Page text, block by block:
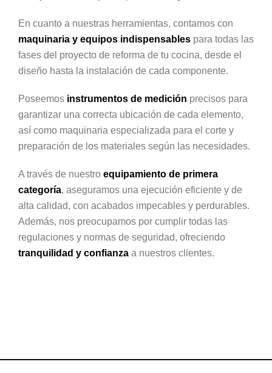
En cuanto a nuestras herramientas, contamos con
maquinaria y equipos indispensables para todas las
fases del proyecto de reforma de tu cocina, desde el
diseño hasta la instalación de cada componente.
Poseemos instrumentos de medición precisos para
garantizar una correcta ubicación de cada elemento,
así como maquinaria especializada para el corte y
preparación de los materiales según las necesidades.
A través de nuestro equipamiento de primera
categoría, aseguramos una ejecución eficiente y de
alta calidad, con acabados impecables y perdurables.
Además, nos preocupamos por cumplir todas las
regulaciones y normas de seguridad, ofreciendo
tranquilidad y confianza a nuestros clientes.